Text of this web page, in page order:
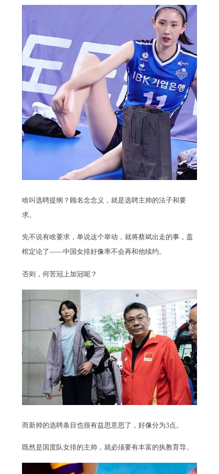
啥叫选聘提纲？顾名念念义，就是选聘主帅的法子和要
求。
先不说有啥要求，单说这个举动，就将蔡斌出走的事，盖
棺定论了——中国女排好像率不会再和他续约。
否则，何苦冠上加冠呢？
而新帅的选聘条目也很有益思意思了，好像分为3点。
既然是国度队女排的主帅，就必须要有丰富的执教育导。